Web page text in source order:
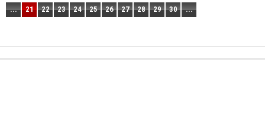
... 21 22 23 24 25 26 27 28 29 30 ...